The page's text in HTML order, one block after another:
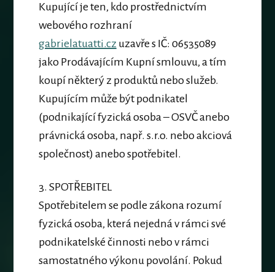
Kupující je ten, kdo prostřednictvím
webového rozhraní
gabrielatuatti.cz uzavře s IČ: 06535089
jako Prodávajícím Kupní smlouvu, a tím
koupí některý z produktů nebo služeb.
Kupujícím může být podnikatel
(podnikající fyzická osoba – OSVČ anebo
právnická osoba, např. s.r.o. nebo akciová
společnost) anebo spotřebitel.
3. SPOTŘEBITEL
Spotřebitelem se podle zákona rozumí
fyzická osoba, která nejedná v rámci své
podnikatelské činnosti nebo v rámci
samostatného výkonu povolání. Pokud